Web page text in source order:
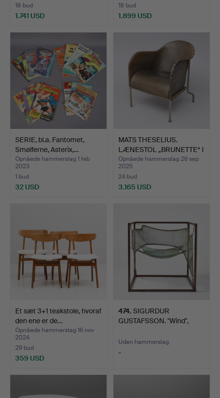
18 bud
1.741 USD
18 bud
1.899 USD
SERIE, bl.a. Fantomet,
Smølferne, Asterix,…
Opnåede hammerslag 1 feb
2023
1 bud
32 USD
MATS THESELIUS.
LÆNESTOL „BRUNETTE“ I
ET U…
Opnåede hammerslag 26 sep
2025
24 bud
3.165 USD
Et sæt 3+1 teakstole, hvoraf
den ene er de…
Opnåede hammerslag 16 nov
2024
29 bud
359 USD
474. SIGURDUR
GUSTAFSSON. "Wind",
Uden hammerslag
-